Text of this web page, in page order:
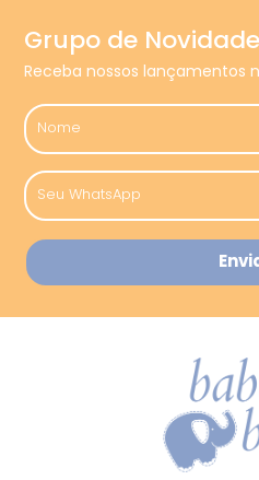
Grupo de
Receba nossos lançamentos